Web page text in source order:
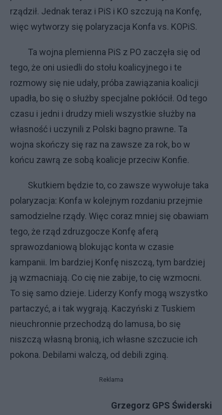
rządził. Jednak teraz i PiS i KO szczują na Konfę,
więc wytworzy się polaryzacja Konfa vs. KOPiS.
Ta wojna plemienna PiS z PO zaczęła się od
tego, że oni usiedli do stołu koalicyjnego i te
rozmowy się nie udały, próba zawiązania koalicji
upadła, bo się o służby specjalne pokłócił. Od tego
czasu i jedni i drudzy mieli wszystkie służby na
własność i uczynili z Polski bagno prawne. Ta
wojna skończy się raz na zawsze za rok, bo w
końcu zawrą ze sobą koalicje przeciw Konfie.
Skutkiem będzie to, co zawsze wywołuje taka
polaryzacja: Konfa w kolejnym rozdaniu przejmie
samodzielne rządy. Więc coraz mniej się obawiam
tego, że rząd zdruzgocze Konfę aferą
sprawozdaniową blokując konta w czasie
kampanii. Im bardziej Konfę niszczą, tym bardziej
ją wzmacniają. Co cię nie zabije, to cię wzmocni.
To się samo dzieje. Liderzy Konfy mogą wszystko
partaczyć, a i tak wygrają. Kaczyński z Tuskiem
nieuchronnie przechodzą do lamusa, bo się
niszczą własną bronią, ich własne szczucie ich
pokona. Debilami walczą, od debili zginą.
Reklama
Grzegorz GPS Świderski